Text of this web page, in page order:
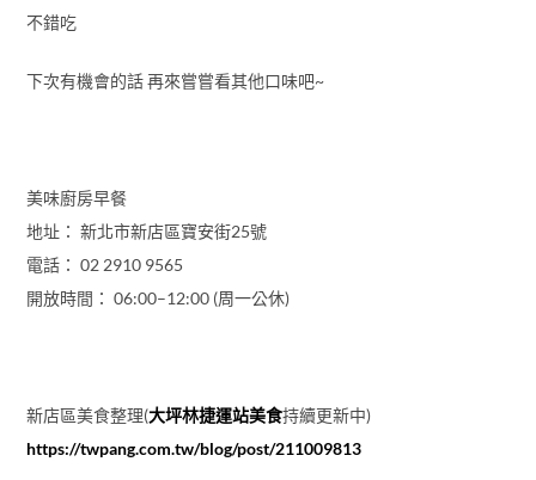
不錯吃
下次有機會的話 再來嘗嘗看其他口味吧~
美味廚房早餐
地址： 新北市新店區寶安街25號
電話： 02 2910 9565
開放時間： 06:00–12:00 (周一公休)
新店區美食整理(大坪林捷運站美食持續更新中)
https://twpang.com.tw/blog/post/211009813